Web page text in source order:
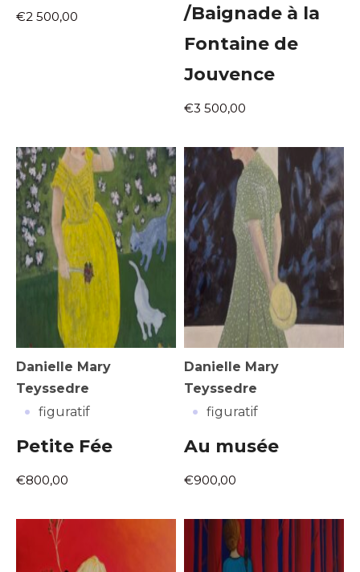
€2 500,00
/Baignade à la
Fontaine de
Jouvence
€3 500,00
Danielle Mary
Teyssedre
· figuratif
Petite Fée
€800,00
Danielle Mary
Teyssedre
· figuratif
Au musée
€900,00